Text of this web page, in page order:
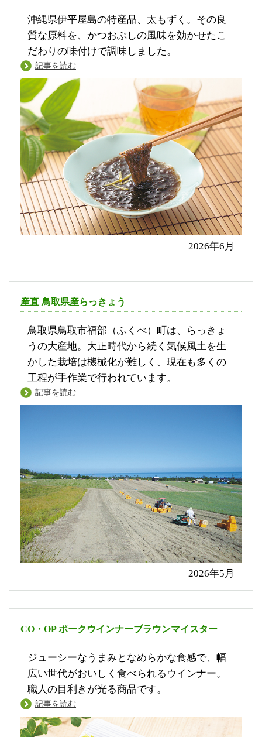
沖縄県伊平屋島の特産品、太もずく。その良
質な原料を、かつおぶしの風味を効かせたこ
だわりの味付けで調味しました。
記事を読む
2026年6月
産直 鳥取県産らっきょう
鳥取県鳥取市福部（ふくべ）町は、らっきょ
うの大産地。大正時代から続く気候風土を生
かした栽培は機械化が難しく、現在も多くの
工程が手作業で行われています。
記事を読む
2026年5月
CO・OP ポークウインナーブラウンマイスター
ジューシーなうまみとなめらかな食感で、幅
広い世代がおいしく食べられるウインナー。
職人の目利きが光る商品です。
記事を読む